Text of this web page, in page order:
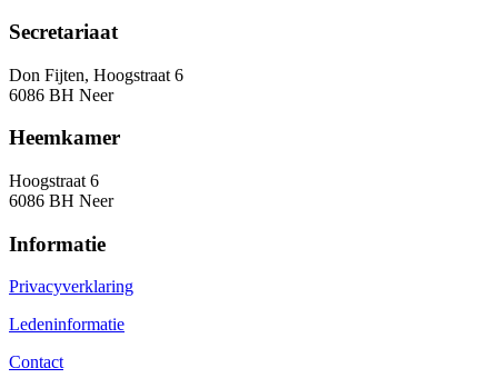
Secretariaat
Don Fijten, Hoogstraat 6
6086 BH Neer
Heemkamer
Hoogstraat 6
6086 BH Neer
Informatie
Privacyverklaring
Ledeninformatie
Contact